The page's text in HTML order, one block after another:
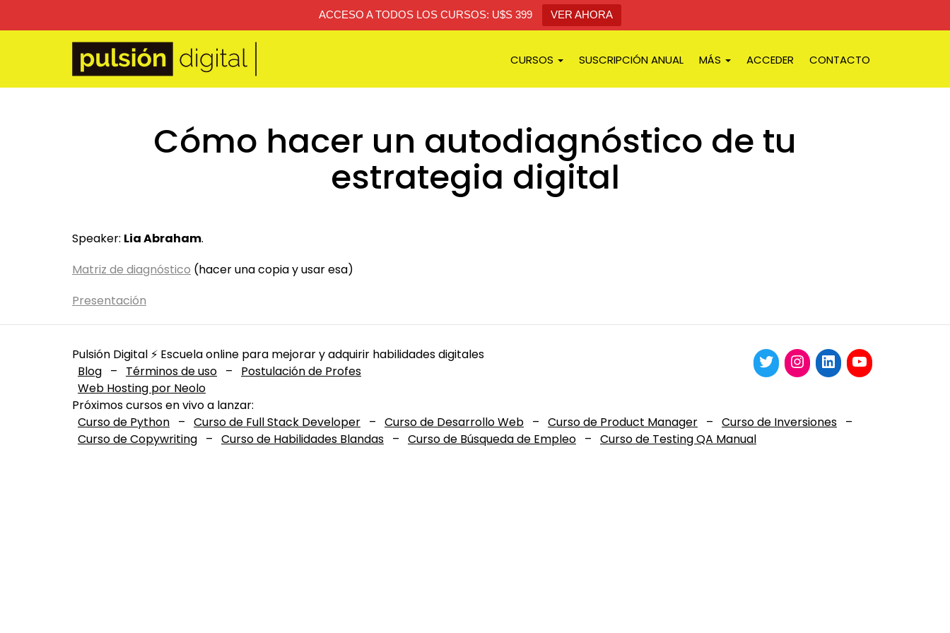
ACCESO A TODOS LOS CURSOS: U$S 399 VER AHORA
CURSOS SUSCRIPCIÓN ANUAL MÁS ACCEDER CONTACTO
Cómo hacer un autodiagnóstico de tu
estrategia digital
Speaker: Lia Abraham.
Matriz de diagnóstico (hacer una copia y usar esa)
Presentación
Pulsión Digital ⚡️ Escuela online para mejorar y adquirir habilidades digitales
Blog – Términos de uso –
Postulación de Profes
Web Hosting por Neolo
Próximos cursos en vivo a lanzar:
Curso de Python – Curso de Full Stack Developer – Curso de Desarrollo Web – Curso de Product Manager – Curso de Inversiones –
Curso de Copywriting – Curso de Habilidades Blandas – Curso de Búsqueda de Empleo – Curso de Testing QA Manual